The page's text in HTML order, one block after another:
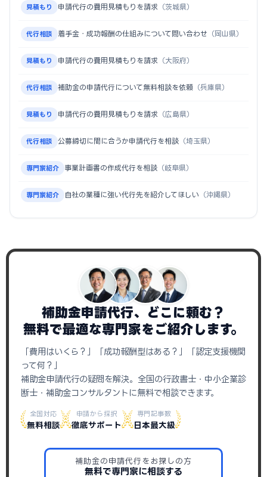
見積もり 申請代行の費用見積もりを請求 （茨城県）
代行相談 着手金・成功報酬の仕組みについて問い合わせ （岡山県）
見積もり 申請代行の費用見積もりを請求 （大阪府）
代行相談 補助金の申請代行について無料相談を依頼 （兵庫県）
見積もり 申請代行の費用見積もりを請求 （広島県）
代行相談 公募締切に間に合うか申請代行を相談 （埼玉県）
専門家紹介 事業計画書の作成代行を相談 （岐阜県）
専門家紹介 自社の業種に強い代行先を紹介してほしい （沖縄県）
補助金申請代行、どこに頼む？
無料で最適な専門家をご紹介します。
「費用はいくら？」「成功報酬型はある？」「認定支援機関
って何？」
補助金申請代行の疑問を解決。全国の行政書士・中小企業診
断士・補助金コンサルタントに無料で相談できます。
全国対応
無料相談
申請から採択
徹底サポート
専門記事数
日本最大級
補助金の申請代行をお探しの方
無料で専門家に相談する